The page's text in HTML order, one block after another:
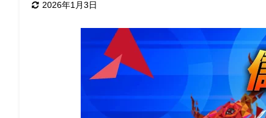
2026年1月3日